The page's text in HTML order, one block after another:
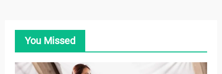
You Missed